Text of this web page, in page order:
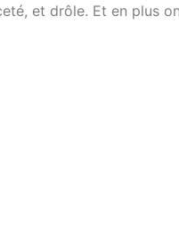
et drôle. Et en plus